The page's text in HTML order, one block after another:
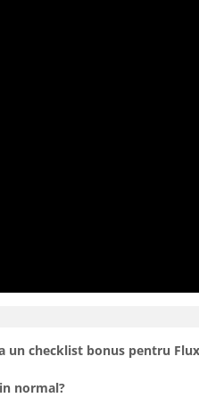
un checklist bonus pentru
normal?